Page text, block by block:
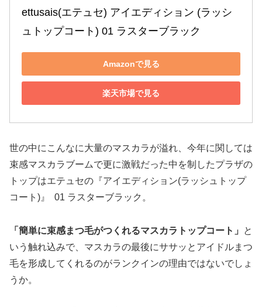
ettusais(エテュセ) アイエディション (ラッシ
ュトップコート) 01 ラスターブラック
Amazonで見る
楽天市場で見る
世の中にこんなに大量のマスカラが溢れ、今年に関しては
束感マスカラブームで更に激戦だった中を制したプラザの
トップはエテュセの『アイエディション(ラッシュトップ
コート)』 01 ラスターブラック。
「簡単に束感まつ毛がつくれるマスカラトップコート」
と
いう触れ込みで、マスカラの最後にササッとアイドルまつ
毛を形成してくれるのがランクインの理由ではないでしょ
うか。